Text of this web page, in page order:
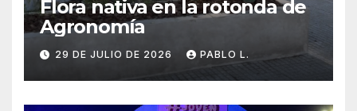
Flora nativa en la rotonda de
Agronomía
29 DE JULIO DE 2026 PABLO L.